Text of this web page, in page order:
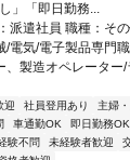
」「即日勤務...
派遣社員 職種：そ
/電気/電子製品専門
、製造オペレーター
迎 社員登用あり 主婦
車通勤OK 即日勤務OK
験不問 未経験者歓迎